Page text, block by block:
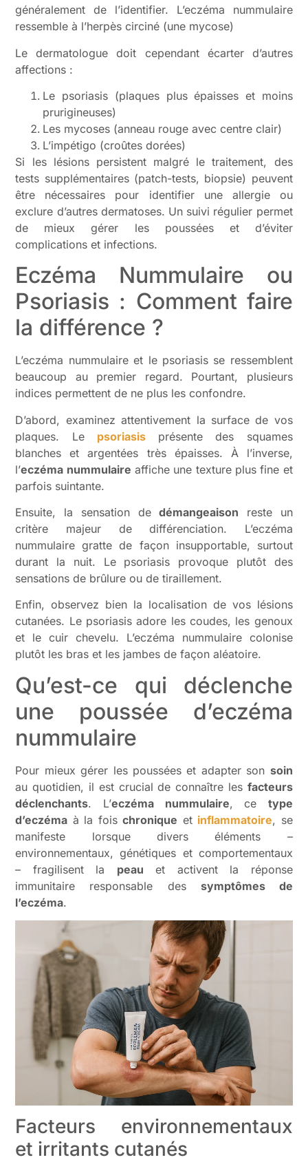
généralement de l’identifier. L’eczéma nummulaire
ressemble à l’herpès circiné (une mycose)
Le dermatologue doit cependant écarter d’autres
affections :
Le psoriasis (plaques plus épaisses et moins
prurigineuses)
Les mycoses (anneau rouge avec centre clair)
L’impétigo (croûtes dorées)
Si les lésions persistent malgré le traitement, des
tests supplémentaires (patch-tests, biopsie) peuvent
être nécessaires pour identifier une allergie ou
exclure d’autres dermatoses. Un suivi régulier permet
de mieux gérer les poussées et d’éviter
complications et infections.
Eczéma Nummulaire ou
Psoriasis : Comment faire
la différence ?
L’eczéma nummulaire et le psoriasis se ressemblent
beaucoup au premier regard. Pourtant, plusieurs
indices permettent de ne plus les confondre.
D’abord, examinez attentivement la surface de vos
plaques. Le psoriasisprésente des squames
blanches et argentées très épaisses. À l’inverse,
l’eczéma nummulaire affiche une texture plus fine et
parfois suintante.
Ensuite, la sensation dedémangeaison reste un
critère majeur de différenciation. L’eczéma
nummulaire gratte de façon insupportable, surtout
durant la nuit. Le psoriasis provoque plutôt des
sensations de brûlure ou de tiraillement.
Enfin, observez bien la localisation de vos lésions
cutanées. Le psoriasis adore les coudes, les genoux
et le cuir chevelu. L’eczéma nummulaire colonise
plutôt les bras et les jambes de façon aléatoire.
Qu’est-ce qui déclenche
une poussée d’eczéma
nummulaire
Pour mieux gérer les poussées et adapter son soin
au quotidien, il est crucial de connaître les facteurs
déclenchants. L’eczéma nummulaire, ce type
d’eczéma à la foischronique et inflammatoire, se
manifeste lorsque divers éléments –
environnementaux, génétiques et comportementaux
– fragilisent la peau et activent la réponse
immunitaire responsable des symptômes de
l’eczéma.
Facteurs environnementaux
et irritants cutanés